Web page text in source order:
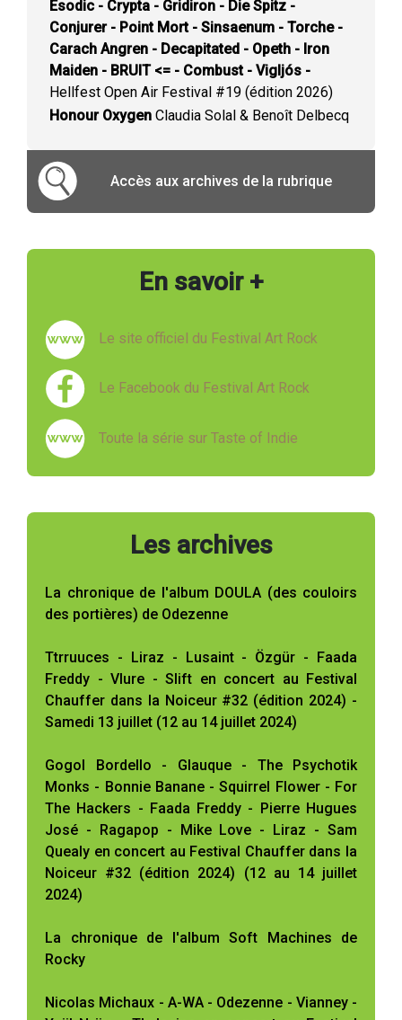
Esodic - Crypta - Gridiron - Die Spitz -
Conjurer - Point Mort - Sinsaenum - Torche -
Carach Angren - Decapitated - Opeth - Iron
Maiden - BRUIT <= - Combust - Vigljós -
Hellfest Open Air Festival #19 (édition 2026)
Honour Oxygen Claudia Solal & Benoît Delbecq
Accès aux archives de la rubrique
En savoir +
Le site officiel du Festival Art Rock
Le Facebook du Festival Art Rock
Toute la série sur Taste of Indie
Les archives
La chronique de l'album DOULA (des couloirs
des portières) de Odezenne
Ttrruuces - Liraz - Lusaint - Özgür - Faada
Freddy - Vlure - Slift en concert au Festival
Chauffer dans la Noiceur #32 (édition 2024) -
Samedi 13 juillet (12 au 14 juillet 2024)
Gogol Bordello - Glauque - The Psychotik
Monks - Bonnie Banane - Squirrel Flower - For
The Hackers - Faada Freddy - Pierre Hugues
José - Ragapop - Mike Love - Liraz - Sam
Quealy en concert au Festival Chauffer dans la
Noiceur #32 (édition 2024) (12 au 14 juillet
2024)
La chronique de l'album Soft Machines de
Rocky
Nicolas Michaux - A-WA - Odezenne - Vianney -